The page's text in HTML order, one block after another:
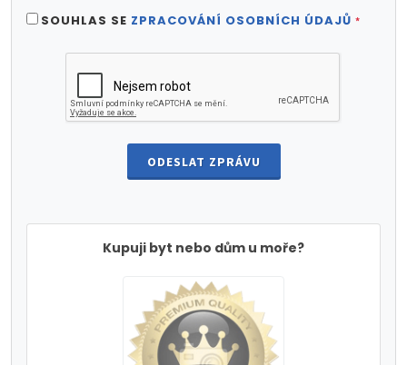
SOUHLAS SE ZPRACOVÁNÍ OSOBNÍCH ÚDAJŮ *
ODESLAT ZPRÁVU
Kupuji byt nebo dům u moře?